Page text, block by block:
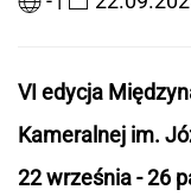
VI edycja
Kameralnej im.
22 września - 26